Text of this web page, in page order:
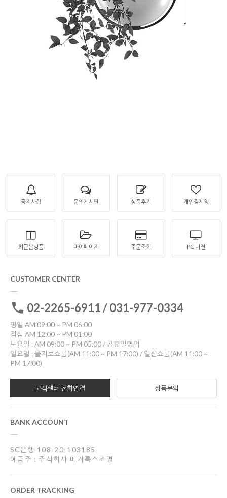
공지사항 문의게시판 상품후기 개인결제창
최근본상품 마이페이지 주문조회 PC 버젼
CUSTOMER CENTER
02-2265-6911 / 031-977-0334
평일 AM 09:00 ~ PM 06:00
점심 AM 12:00 ~ PM 01:00
토요일 : AM 09:00 ~ PM 05:00 / 공휴일영업
일요일 : 을지로쇼룸(AM 11:00 ~ PM 17:00) / 일산쇼룸(AM 11:00 ~
PM 17:00)
고객센터 전화연결 상품문의
BANK ACCOUNT
SC은행 108-20-103185
예금주 : 주식회사 메가룩스조명
ORDER TRACKING